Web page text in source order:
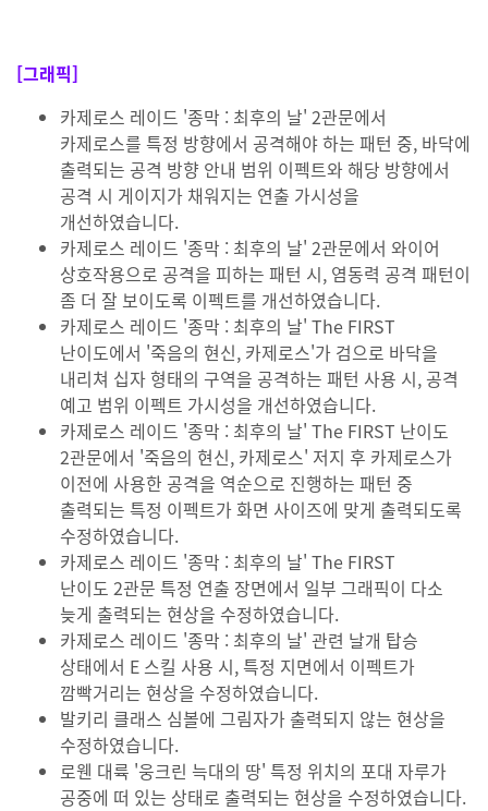
[그래픽]
카제로스 레이드 '종막 : 최후의 날' 2관문에서
카제로스를 특정 방향에서 공격해야 하는 패턴 중, 바닥에
출력되는 공격 방향 안내 범위 이펙트와 해당 방향에서
공격 시 게이지가 채워지는 연출 가시성을
개선하였습니다.
카제로스 레이드 '종막 : 최후의 날' 2관문에서 와이어
상호작용으로 공격을 피하는 패턴 시, 염동력 공격 패턴이
좀 더 잘 보이도록 이펙트를 개선하였습니다.
카제로스 레이드 '종막 : 최후의 날' The FIRST
난이도에서 '죽음의 현신, 카제로스'가 검으로 바닥을
내리쳐 십자 형태의 구역을 공격하는 패턴 사용 시, 공격
예고 범위 이펙트 가시성을 개선하였습니다.
카제로스 레이드 '종막 : 최후의 날' The FIRST 난이도
2관문에서 '죽음의 현신, 카제로스' 저지 후 카제로스가
이전에 사용한 공격을 역순으로 진행하는 패턴 중
출력되는 특정 이펙트가 화면 사이즈에 맞게 출력되도록
수정하였습니다.
카제로스 레이드 '종막 : 최후의 날' The FIRST
난이도 2관문 특정 연출 장면에서 일부 그래픽이 다소
늦게 출력되는 현상을 수정하였습니다.
카제로스 레이드 '종막 : 최후의 날' 관련 날개 탑승
상태에서 E 스킬 사용 시, 특정 지면에서 이펙트가
깜빡거리는 현상을 수정하였습니다.
발키리 클래스 심볼에 그림자가 출력되지 않는 현상을
수정하였습니다.
로웬 대륙 '웅크린 늑대의 땅' 특정 위치의 포대 자루가
공중에 떠 있는 상태로 출력되는 현상을 수정하였습니다.